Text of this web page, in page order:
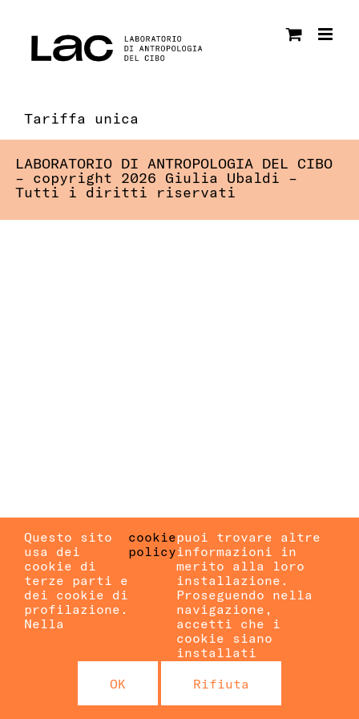
contenuto
Tariffa unica
LABORATORIO DI ANTROPOLOGIA DEL CIBO
– copyright 2026 Giulia Ubaldi –
Tutti i diritti riservati
Questo sito
usa dei
cookie di
terze parti e
dei cookie di
profilazione.
Nella
cookie
policy
puoi trovare altre
informazioni in
merito alla loro
installazione.
Proseguendo nella
navigazione,
accetti che i
cookie siano
installati
OK Rifiuta